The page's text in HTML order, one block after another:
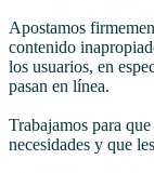
Apostamos
contenido
los usuarios, en
pasan en línea.
Trabajamos para
necesidades y que